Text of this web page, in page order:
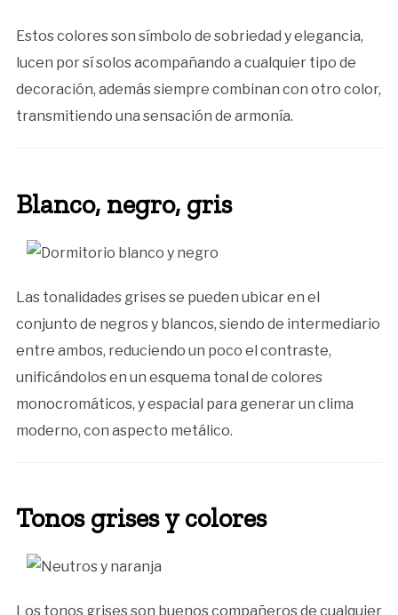
Estos colores son símbolo de sobriedad y elegancia,
lucen por sí solos acompañando a cualquier tipo de
decoración, además siempre combinan con otro color,
transmitiendo una sensación de armonía.
Blanco, negro, gris
Las tonalidades grises se pueden ubicar en el
conjunto de negros y blancos, siendo de intermediario
entre ambos, reduciendo un poco el contraste,
unificándolos en un esquema tonal de colores
monocromáticos, y espacial para generar un clima
moderno, con aspecto metálico.
Tonos grises y colores
Los tonos grises son buenos compañeros de cualquier